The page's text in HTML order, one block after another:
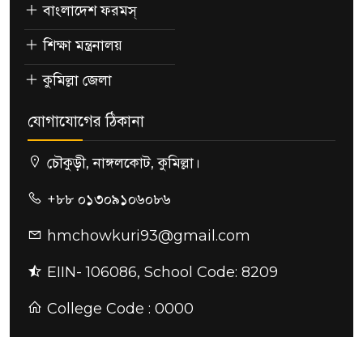
বাংলাদেশ ফরমস্
শিক্ষা মন্ত্রনালয়
কুমিল্লা জেলা
যোগাযোগের ঠিকানা
চৌকুড়ী, নাঙ্গলকোট, কুমিল্লা।
+৮৮ ০১৩০৯১০৬০৮৬
hmchowkuri93@gmail.com
EIIN- 106086, School Code: 8209
College Code : 0000